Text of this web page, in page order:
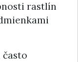
rastlín
často